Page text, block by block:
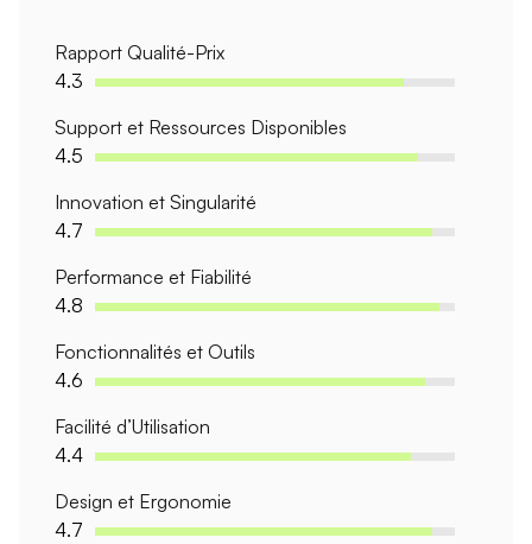
Rapport Qualité-Prix
4.3
Support et Ressources Disponibles
4.5
Innovation et Singularité
4.7
Performance et Fiabilité
4.8
Fonctionnalités et Outils
4.6
Facilité d’Utilisation
4.4
Design et Ergonomie
4.7